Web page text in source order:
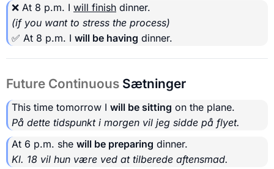
❌ At 8 p.m. I will finish dinner.
(if you want to stress the process)
✅ At 8 p.m. I will be having dinner.
Future Continuous Sætninger
This time tomorrow I will be sitting on the plane.
På dette tidspunkt i morgen vil jeg sidde på flyet.
At 6 p.m. she will be preparing dinner.
Kl. 18 vil hun være ved at tilberede aftensmad.